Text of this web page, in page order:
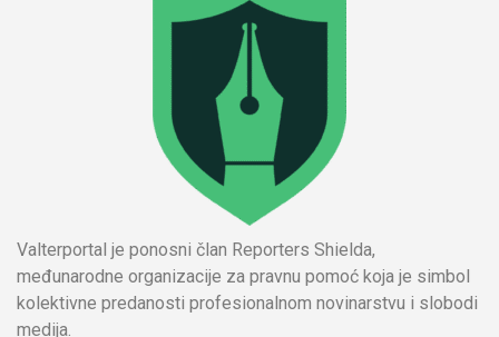
Valterportal je ponosni član Reporters Shielda,
međunarodne organizacije za pravnu pomoć koja je simbol
kolektivne predanosti profesionalnom novinarstvu i slobodi
medija.